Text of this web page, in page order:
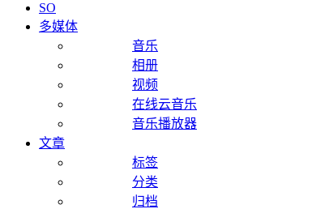
SO
多媒体
音乐
相册
视频
在线云音乐
音乐播放器
文章
标签
分类
归档